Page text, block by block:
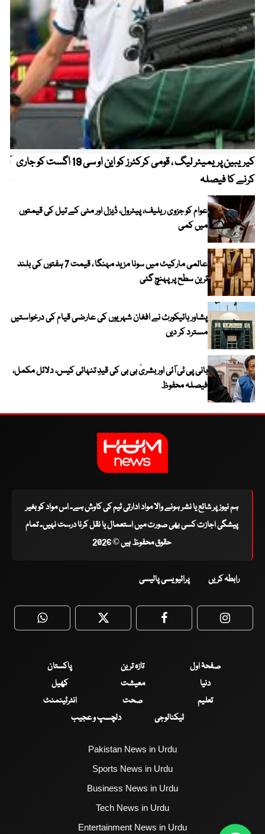
کیریبین پریمیئر لیگ ، قومی کرکٹرز کو این او سی 19 اگست کو جاری
کرنے کا فیصلہ
عوام کو جزوی ریلیف، پیٹرول، ڈیزل اور مٹی کے تیل کی قیمتوں
میں کمی
عالمی مارکیٹ میں سونا مزید مہنگا ، قیمت 7 ہفتوں کی بلند
ترین سطح پر پہنچ گئی
پشاور ہائیکورٹ نے افغان شہریوں کی عارضی قیام کی درخواستیں
مسترد کر دیں
بانی پی ٹی آئی اور بشریٰ بی بی کی قیدِ تنہائی کیس، دلائل مکمل،
فیصلہ محفوظ
ہم نیوز پر شائع یا نشر ہونے والا مواد ادارتی ٹیم کی کاوش ہے۔ اس مواد کو بغیر
پیشگی اجازت کسی بھی صورت میں استعمال یا نقل کرنا درست نہیں۔ تمام
حقوق محفوظ ہیں © 2026
رابطہ کریں پرائیویسی پالیسی
WhatsApp Twitter Facebook
صفحۂ اول تازہ ترین
پاکستان
دنیا
معیشت
کھیل
تعلیم
صحت
انٹرٹینمنٹ
ٹیکنالوجی
دلچسپ و عجیب
Pakistan News in Urdu
Sports News in Urdu
Business News in Urdu
Tech News in Urdu
Entertainment News in Urdu